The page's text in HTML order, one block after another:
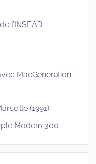
l’INSEAD
MacGeneration
(1991)
Modem 300